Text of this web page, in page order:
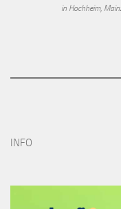
in Hochheim,
INFO